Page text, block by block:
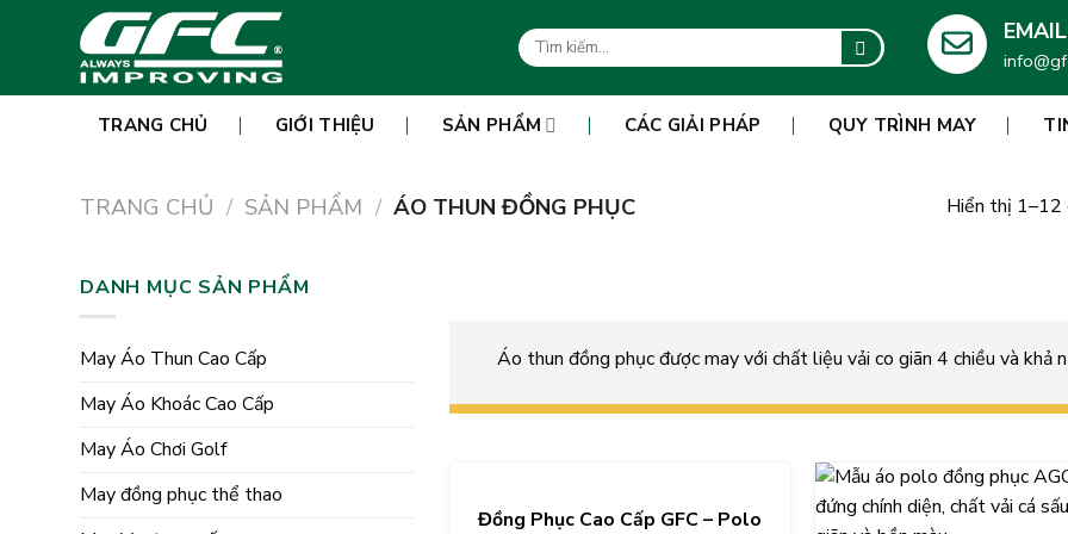
Tìm
kiếm:
EMAIL
TRANG CHỦ GIỚI THIỆU SẢN PHẨM CÁC GIẢI PHÁP QUY TRÌNH MAY
TRANG CHỦ / SẢN PHẨM / ÁO THUN ĐỒNG PHỤC Hiển thị 1–12
DANH MỤC SẢN PHẨM
May Áo Thun Cao Cấp
May Áo Khoác Cao Cấp
May Áo Chơi Golf
May đồng phục thể thao
Áo thun đồng phục được may với chất liệu vải co giãn 4 chiều và khả
Đồng Phục Cao Cấp GFC – Polo